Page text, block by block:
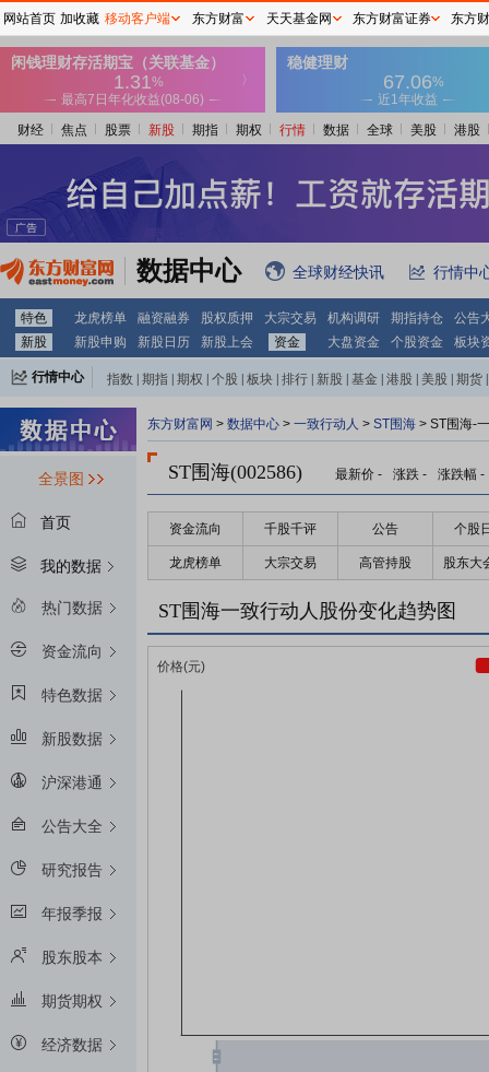
财经 焦点 股票 新股 期指 期权 行情 数据 全球 美股 港股
数据中心 全球财经快讯 行情中
特色 龙虎榜单 融资融券 股权质押 大宗交易 机构调研 期指持仓
公告
新股
新股申购 新股日历 新股上会 资金 大盘资金 个股资金 板块
行情中心 指数 期指 期权 个股 板块 排行 新股 基金 港股 美股 期货
全景图
首页
我的数据
热门数据
资金流向
特色数据
新股数据
沪深港通
公告大全
研究报告
年报季报
股东股本
期货期权
经济数据
东方财富网 > 数据中心 > 一致行动人 > ST围海 > ST围海-
ST围海(002586) 最新价 - 涨跌 - 涨跌幅 -
资金流向 千股千评 公告 个股
龙虎榜单 大宗交易 高管持股 股东大
ST围海一致行动人股份变化趋势图
网站首页 加收藏 移动客户端 东方财富 天天基金网 东方财富证券 东方